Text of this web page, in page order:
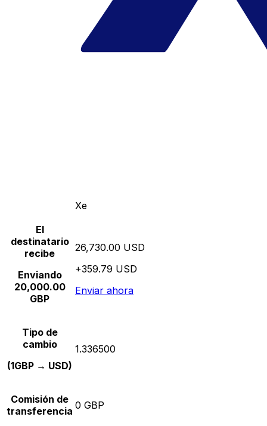
Xe
El
destinatario
recibe
Enviando
20,000.00
GBP
26,730.00 USD
+359.79 USD
Enviar ahora
Tipo de
cambio
(1GBP → USD)
1.336500
Comisión de
transferencia 0 GBP